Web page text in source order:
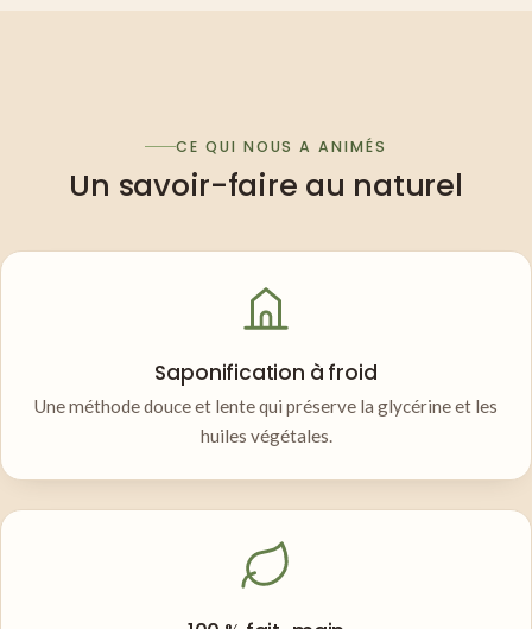
CE QUI NOUS A ANIMÉS
Un savoir-faire au naturel
Saponification à froid
Une méthode douce et lente qui préserve la glycérine et les
huiles végétales.